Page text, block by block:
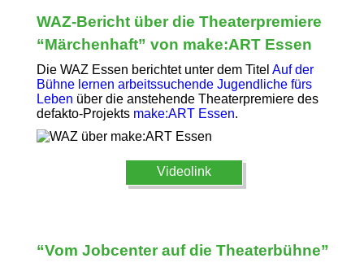
WAZ-Bericht über die Theaterpremiere
“Märchenhaft” von make:ART Essen
Die WAZ Essen berichtet unter dem Titel Auf der
Bühne lernen arbeitssuchende Jugendliche fürs
Leben über die anstehende Theaterpremiere des
defakto-Projekts make:ART Essen.
Videolink
“Vom Jobcenter auf die Theaterbühne”